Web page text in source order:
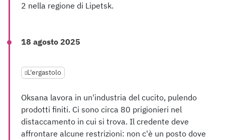
2 nella regione di Lipetsk.
18 agosto 2025
L'ergastolo
Oksana lavora in un'industria del cucito, pulendo
prodotti finiti. Ci sono circa 80 prigionieri nel
distaccamento in cui si trova. Il credente deve
affrontare alcune restrizioni: non c'è un posto dove